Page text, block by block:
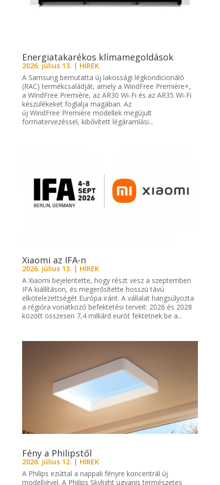
Energiatakarékos klímamegoldások
2026. július 13. | HÍREK
A Samsung bemutatta új lakossági légkondicionáló
(RAC) termékcsaládját, amely a WindFree Première+,
a WindFree Première, az AR30 Wi-Fi és az AR35 Wi-Fi
készülékeket foglalja magában. Az
új WindFree Première modellek megújult
formatervezéssel, kibővített légáramlási...
Xiaomi az IFA-n
2026. július 13. | HÍREK
A Xiaomi bejelentette, hogy részt vesz a szeptemberi
IFA kiállításon, és megerősítette hosszú távú
elkötelezettségét Európa iránt. A vállalat hangsúlyozta
a régióra vonatkozó befektetési terveit: 2026 és 2028
között összesen 7,4 milliárd eurót fektetnek be a...
Fény a Philipstől
2026. július 12. | HÍREK
A Philips ezúttal a nappali fényre koncentrál új
modelljével. A Philips Skylight ugyanis természetes